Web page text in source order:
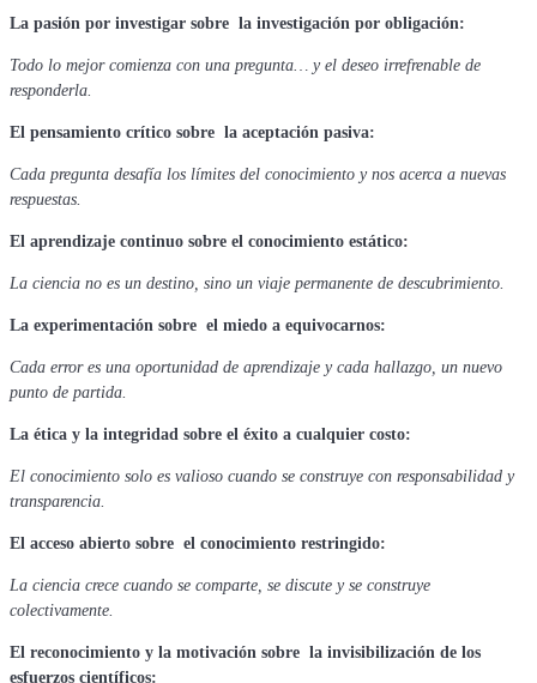
La pasión por investigar sobre la investigación por obligación:
Todo lo mejor comienza con una pregunta… y el deseo irrefrenable de
responderla.
El pensamiento crítico sobre la aceptación pasiva:
Cada pregunta desafía los límites del conocimiento y nos acerca a nuevas
respuestas.
El aprendizaje continuo sobre el conocimiento estático:
La ciencia no es un destino, sino un viaje permanente de descubrimiento.
La experimentación sobre el miedo a equivocarnos:
Cada error es una oportunidad de aprendizaje y cada hallazgo, un nuevo
punto de partida.
La ética y la integridad sobre el éxito a cualquier costo:
El conocimiento solo es valioso cuando se construye con responsabilidad y
transparencia.
El acceso abierto sobre el conocimiento restringido:
La ciencia crece cuando se comparte, se discute y se construye
colectivamente.
El reconocimiento y la motivación sobre la invisibilización de los
esfuerzos científicos: